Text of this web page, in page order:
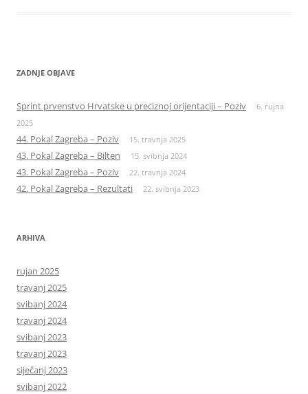
ZADNJE OBJAVE
Sprint prvenstvo Hrvatske u preciznoj orijentaciji – Poziv
6. rujna
2025
44. Pokal Zagreba – Poziv 15. travnja 2025
43. Pokal Zagreba – Bilten 15. svibnja 2024
43. Pokal Zagreba – Poziv 22. travnja 2024
42. Pokal Zagreba – Rezultati 22. svibnja 2023
ARHIVA
rujan 2025
travanj 2025
svibanj 2024
travanj 2024
svibanj 2023
travanj 2023
siječanj 2023
svibanj 2022